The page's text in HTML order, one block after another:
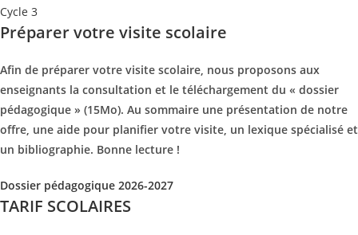
Cycle 3
Préparer votre visite scolaire
Afin de préparer votre visite scolaire, nous proposons aux
enseignants la consultation et le téléchargement du « dossier
pédagogique » (15Mo). Au sommaire une présentation de notre
offre, une aide pour planifier votre visite, un lexique spécialisé et
un bibliographie. Bonne lecture !
Dossier pédagogique 2026-2027
TARIF SCOLAIRES